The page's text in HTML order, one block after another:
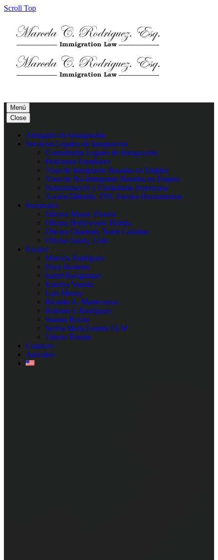
Scroll Top
Menú
Close
Abogados de Inmigración
Servicios Legales de Inmigración
Consultorías Legales de Inmigración
Peticiones Familiares
Visas de Inmigrante Basadas en Empleo
Visas de No-Inmigrante Basadas en Empleo
Naturalización y Ciudadanía Americana
Acción Diferida, TPS, Paroles Humanitarios
Sucursales
Oficina Miami, Florida
Oficina Hollywood, Florida
Oficina Charlotte, North Carolina
Oficina Sandy, Utah
Equipo
Marcela Rodríguez
Dora Huaman
Isabel Bacigalupo
Karelys Vasallo
Luis Mauny
Ricardo A. Marticorena
Roberto E Rodríguez
Susana Rocha
Sylvia Maria Gembs LLM
Valeria Román
Contacto
Artículos